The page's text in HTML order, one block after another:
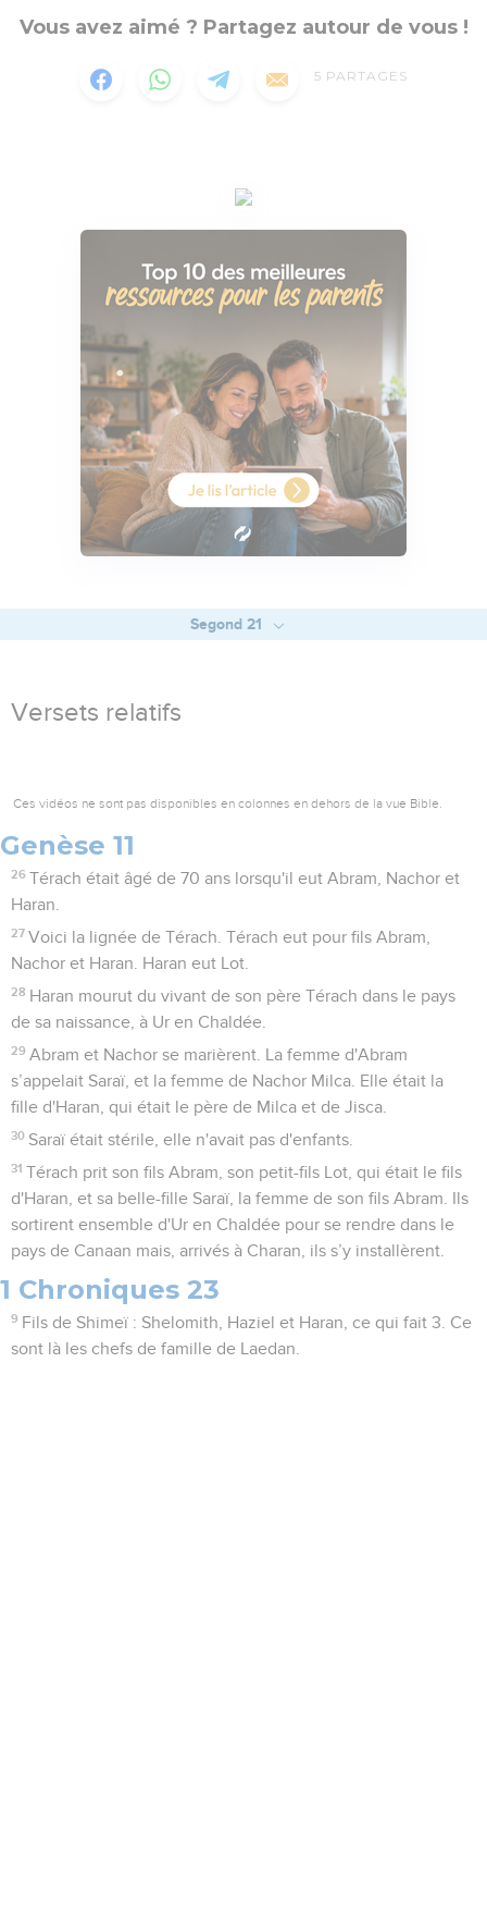
Vous avez aimé ? Partagez autour de vous !
5 PARTAGES
Segond 21
Versets relatifs
Ces vidéos ne sont pas disponibles en colonnes en dehors de la vue Bible.
Genèse 11
26 Térach était âgé de 70 ans lorsqu'il eut Abram, Nachor et
Haran.
27 Voici la lignée de Térach. Térach eut pour fils Abram,
Nachor et Haran. Haran eut Lot.
28 Haran mourut du vivant de son père Térach dans le pays
de sa naissance, à Ur en Chaldée.
29 Abram et Nachor se marièrent. La femme d'Abram
s’appelait Saraï, et la femme de Nachor Milca. Elle était la
fille d'Haran, qui était le père de Milca et de Jisca.
30 Saraï était stérile, elle n'avait pas d'enfants.
31 Térach prit son fils Abram, son petit-fils Lot, qui était le fils
d'Haran, et sa belle-fille Saraï, la femme de son fils Abram. Ils
sortirent ensemble d'Ur en Chaldée pour se rendre dans le
pays de Canaan mais, arrivés à Charan, ils s’y installèrent.
1 Chroniques 23
9 Fils de Shimeï : Shelomith, Haziel et Haran, ce qui fait 3. Ce
sont là les chefs de famille de Laedan.